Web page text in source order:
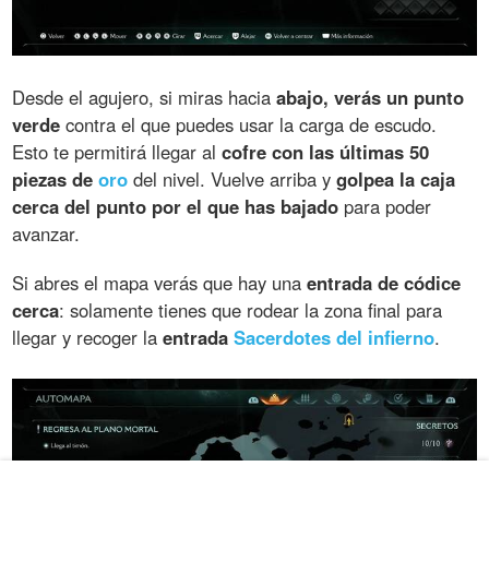
Desde el agujero, si miras haciaabajo, verás un punto
verde contra el que puedes usar la carga de escudo.
Esto te permitirá llegar alcofre con las últimas 50
piezas deoro del nivel. Vuelve arriba ygolpea la caja
cerca del punto por el que has bajado para poder
avanzar.
Si abres el mapa verás que hay unaentrada de códice
cerca: solamente tienes que rodear la zona final para
llegar y recoger laentradaSacerdotes del infierno.